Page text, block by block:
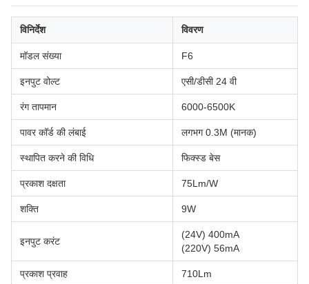
विनिर्देश विवरण
मॉडल संख्या F6
इनपुट वोल्ट एसी/डीसी 24 वी
रंग तापमान 6000-6500K
पावर कॉर्ड की लंबाई लगभग 0.3M (मानक)
स्थापित करने की विधि फिक्स्ड बेस
प्रकाश दक्षता 75Lm/W
शक्ति 9W
इनपुट करंट
(24V) 400mA
(220V) 56mA
प्रकाश प्रवाह 710Lm